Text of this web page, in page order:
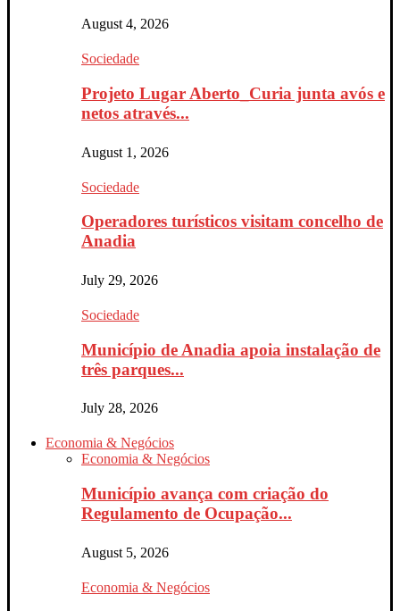
August 4, 2026
Sociedade
Projeto Lugar Aberto_Curia junta avós e
netos através...
August 1, 2026
Sociedade
Operadores turísticos visitam concelho de
Anadia
July 29, 2026
Sociedade
Município de Anadia apoia instalação de
três parques...
July 28, 2026
Economia & Negócios
Economia & Negócios
Município avança com criação do
Regulamento de Ocupação...
August 5, 2026
Economia & Negócios